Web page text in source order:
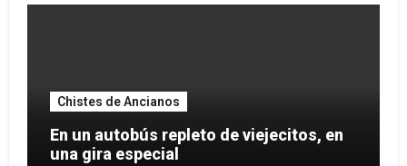
Chistes de Ancianos
En un autobús repleto de viejecitos, en
una gira especial